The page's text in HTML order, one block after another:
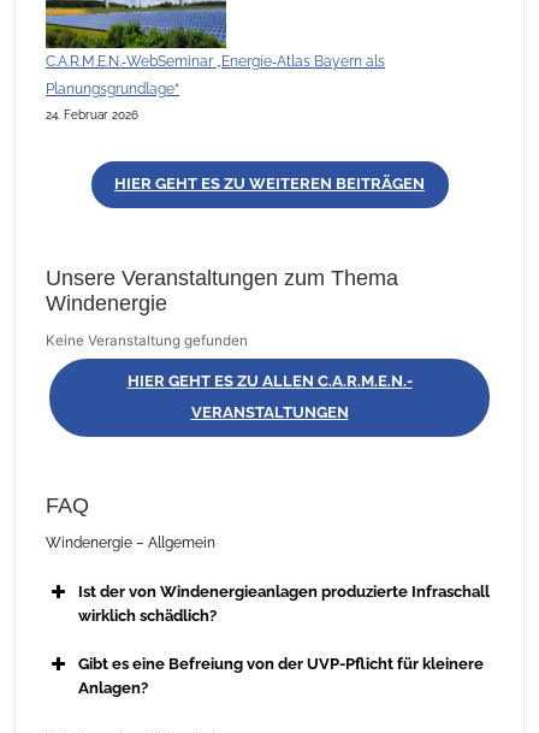
C.A.R.M.E.N.‑WebSeminar „Energie‑Atlas Bayern als
Planungsgrundlage“
24. Februar 2026
HIER GEHT ES ZU WEITEREN BEITRÄGEN
Unsere Veranstaltungen zum Thema
Windenergie
Keine Veranstaltung gefunden
HIER GEHT ES ZU ALLEN C.A.R.M.E.N.-
VERANSTALTUNGEN
FAQ
Windenergie – Allgemein
Ist der von Windenergieanlagen produzierte Infraschall
wirklich schädlich?
Gibt es eine Befreiung von der UVP-Pflicht für kleinere
Anlagen?